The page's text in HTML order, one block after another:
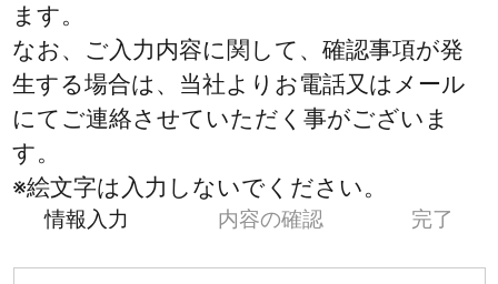
ます。
なお、ご入力内容に関して、確認事項が発
生する場合は、当社よりお電話又はメール
にてご連絡させていただく事がございま
す。
※絵文字は入力しないでください。
情報入力 内容の確認 完了